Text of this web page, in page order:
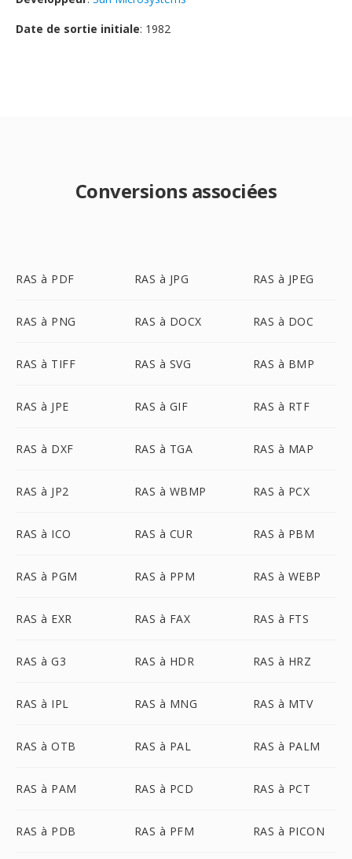
Date de sortie initiale: 1982
Conversions associées
RAS à PDF RAS à JPG RAS à JPEG
RAS à PNG RAS à DOCX RAS à DOC
RAS à TIFF RAS à SVG RAS à BMP
RAS à JPE RAS à GIF RAS à RTF
RAS à DXF RAS à TGA RAS à MAP
RAS à JP2 RAS à WBMP RAS à PCX
RAS à ICO RAS à CUR RAS à PBM
RAS à PGM RAS à PPM RAS à WEBP
RAS à EXR RAS à FAX RAS à FTS
RAS à G3 RAS à HDR RAS à HRZ
RAS à IPL RAS à MNG RAS à MTV
RAS à OTB RAS à PAL RAS à PALM
RAS à PAM RAS à PCD RAS à PCT
RAS à PDB RAS à PFM RAS à PICON